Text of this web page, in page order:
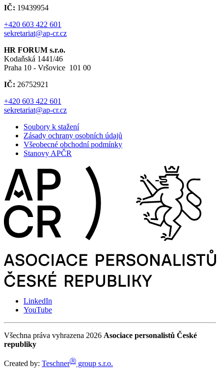
IČ: 19439954
+420 603 422 601
sekretariat@ap-cr.cz
HR FORUM s.r.o.
Kodaňská 1441/46
Praha 10 - Vršovice 101 00
IČ: 26752921
+420 603 422 601
sekretariat@ap-cr.cz
Soubory k stažení
Zásady ochrany osobních údajů
Všeobecné obchodní podmínky
Stanovy APČR
LinkedIn
YouTube
Všechna práva vyhrazena 2026 Asociace personalistů České
republiky
Created by: TeschnerⓇ group s.r.o.